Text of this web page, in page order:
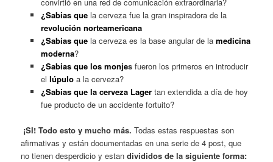
¿Sabias quela cerveza fue la gran inspiradora de la
revolución norteamericana
¿Sabias quela cerveza es la base angular de la medicina
moderna?
¿Sabias que los monjesfueron los primeros en introducir
el lúpuloa la cerveza?
¿Sabias que la cerveza Lagertan extendida a día de hoy
fue producto de un accidente fortuito?
¡SI! Todo esto y mucho más.Todas estas respuestas son
afirmativas y están documentadas en una serie de 4 post, que
no tienen desperdicio y estandivididos de la siguiente forma: